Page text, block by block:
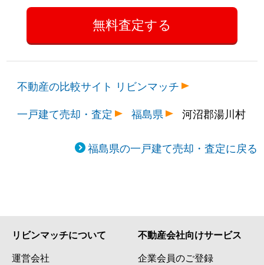
不動産の比較サイト リビンマッチ
一戸建て売却・査定
福島県 河沼郡湯川村
福島県の一戸建て売却・査定に戻る
リビンマッチについて
運営会社
不動産会社向けサービス
企業会員のご登録